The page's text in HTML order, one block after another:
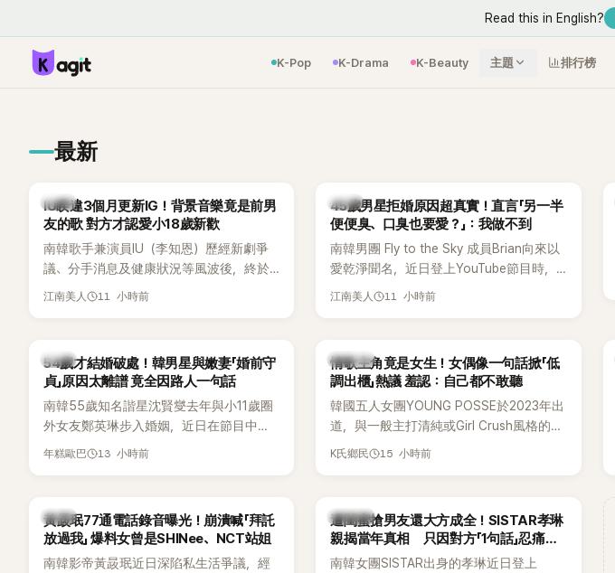
Read this in English?
K-Pop K-Drama K-Beauty 主題 排行榜
最新
韓星
IU睽違3個月更新IG！背景音樂竟是前男
友的歌 對方才認愛小18歲新歡
南韓歌手兼演員IU（李知恩）歷經新劇爭
議、分手消息及健康狀況等風波後，終於
睽違3個月更新社群平台，一口氣曬出20
音樂，意外掀起韓網討論。
江南美人 11 小時前
韓星
45歲男星拒婚原因超真實！直言「另一半
便便臭、口臭也要愛？」：我做不到
南韓男團 Fly to the Sky 成員Brian向來以
愛乾淨聞名，近日登上YouTube節目時，
再度談到自己的婚姻觀，直言無法理解「連
江南美人 11 小時前
韓星
54歲才結婚破處！韓男星與嫩妻「婚前守
貞」原因太離譜 竟全因路人一句話
南韓55歲知名諧星沈賢燮去年與小11歲圈
外女友鄭英琳步入婚姻，近日在節目中分
享與妻子的戀愛故事，笑稱兩人原本想享
前一直堅守「婚前守貞」的原因之一。
年糕歐巴 13 小時前
K-POP
情歌主角竟是女生！女偶像一句話掀「低
調出櫃」熱議 羞認：自己都不敢聽
韓國五人女團YOUNG POSSE於2023年出
道，與一般主打清純或Girl Crush風格的女
團不同，她們以濃厚的Hip-Hop元素、自
的音樂風格，在海外尤其是歐美市場累積
不少人氣，逐漸成為第五代女團中極具辨
識度的新生代代表之一。
K氏鄉民 15 小時前
韓星
黃晸珉77通電話錄音曝光！崩潰喊「拜託
放過我」 爆料女曾是SHINee、NCT站姐
南韓影帝黃晸珉近日深陷私生活爭議，經
K-POP
遭閨蜜搶男友還大方成全！SISTAR孝琳
親揭當年真相 只因對方「1句話」忍痛放
手
南韓女團SISTAR出身的孝琳近日登上